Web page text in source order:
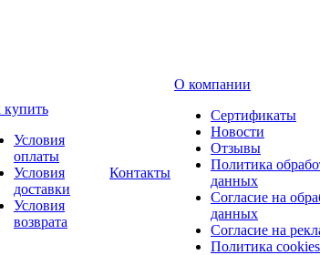
купить
Условия
оплаты
Условия
доставки
Условия
возврата
Контакты
О компании
Сертификаты
Новости
Отзывы
Политика
данных
Согласие на
данных
Согласие на
Политика cookies